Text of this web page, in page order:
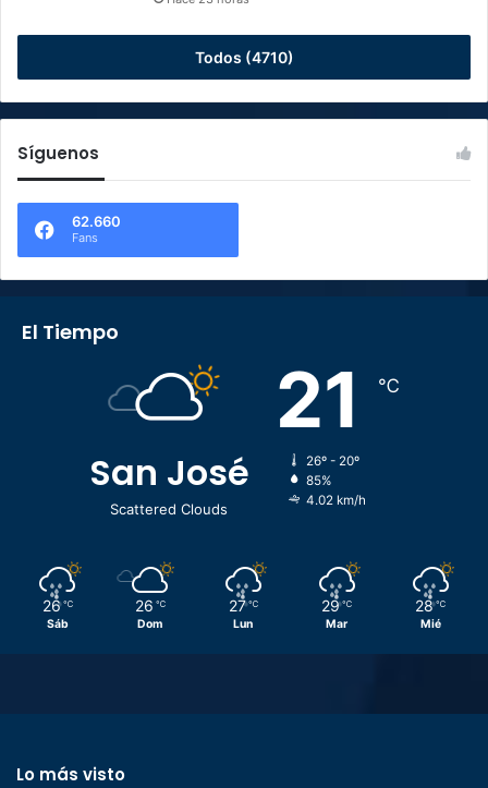
Todos (4710)
Síguenos
62.660
Fans
El Tiempo
San José
Scattered Clouds
21 ℃
26º - 20º
85%
4.02 km/h
26 ℃
Sáb
26 ℃
Dom
27 ℃
Lun
29 ℃
Mar
28 ℃
Mié
Lo más visto